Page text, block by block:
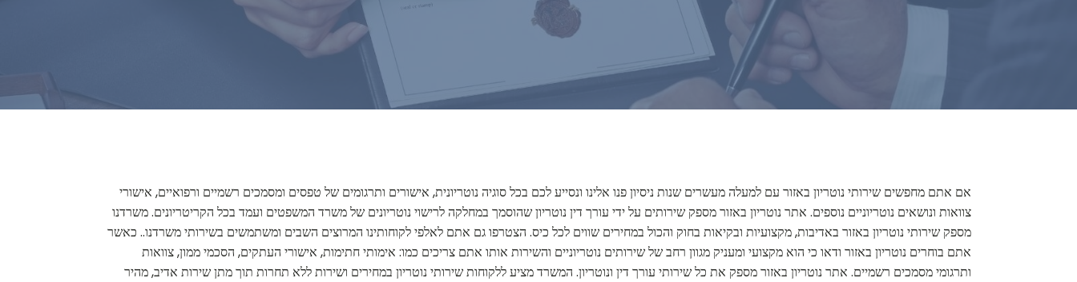
אם אתם מחפשים שירותי נוטריון באזור עם למעלה מעשרים שנות ניסיון פנו אלינו ונסייע לכם בכל סוגיה נוטריונית, אישורים ותרגומים של טפסים ומסמכים רשמיים ורפואיים, אישורי
צוואות ונושאים נוטריוניים נוספים. אתר נוטריון באזור מספק שירותים על ידי עורך דין נוטריון שהוסמך במחלקה לרישוי נוטריונים של משרד המשפטים ועמד בכל הקריטריונים. משרדנו
מספק שירותי נוטריון באזור באדיבות, מקצועיות ובקיאות בחוק והכול במחירים שווים לכל כיס. הצטרפו גם אתם לאלפי לקוחותינו המרוצים השבים ומשתמשים בשירותי משרדנו.. כאשר
אתם בוחרים נוטריון באזור ודאו כי הוא מקצועי ומעניק מגוון רחב של שירותים נוטריוניים והשירות אותו אתם צריכים כמו: אימותי חתימות, אישורי העתקים, הסכמי ממון, צוואות
ותרגומי מסמכים רשמיים. אתר נוטריון באזור מספק את כל שירותי עורך דין ונוטריון. המשרד מציע ללקוחות שירותי נוטריון במחירים ושירות ללא תחרות תוך מתן שירות אדיב, מהיר